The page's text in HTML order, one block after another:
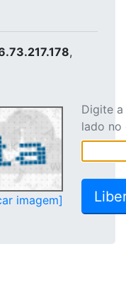
,
imagem]
Digite
lado no